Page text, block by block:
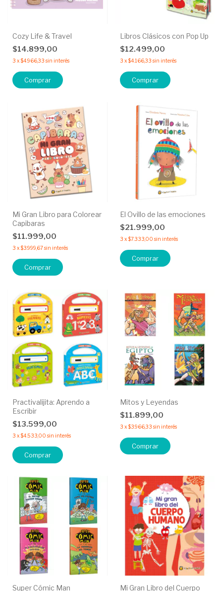
Cozy Life & Travel
$14.899,00
3 x$4.966,33 sin interés
Libros Clásicos con Pop Up
$12.499,00
3 x$4.166,33 sin interés
Comprar
Mi Gran Libro para Colorear
Capibaras
$11.999,00
3 x$3.999,67sin interés
El Ovillo de las emociones
$21.999,00
3 x$7.333,00 sin interés
Practivalijita: Aprendo a
Escribir
$13.599,00
3 x$4.533,00 sin interés
Comprar
Mitos y Leyendas
$11.899,00
3 x$3.966,33 sin interés
Comprar
Super Cómic Man
Mi Gran Libro del Cuerpo